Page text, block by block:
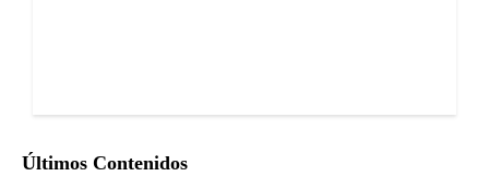
Últimos Contenidos